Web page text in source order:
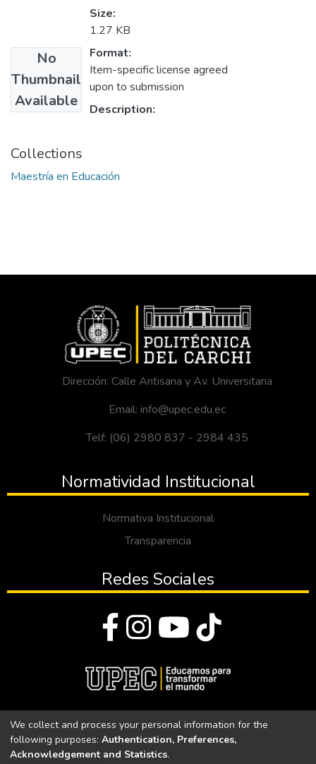
No
Thumbnail
Available
Size:
1.27 KB
Format:
Item-specific license agreed
upon to submission
Description:
Collections
Maestría en Educación
Dirección: Calle Antisana y Av. Universitaria
Email: info@upec.edu.ec
Telf: (06) 2980 837 - 2984 435
Normatividad Institucional
Normativa Institucional
Transparencia
Redes Sociales
Universidad Politécnica Estatal del Carchi
We collect and process your personal information for the
following purposes: Authentication, Preferences,
Acknowledgement and Statistics.